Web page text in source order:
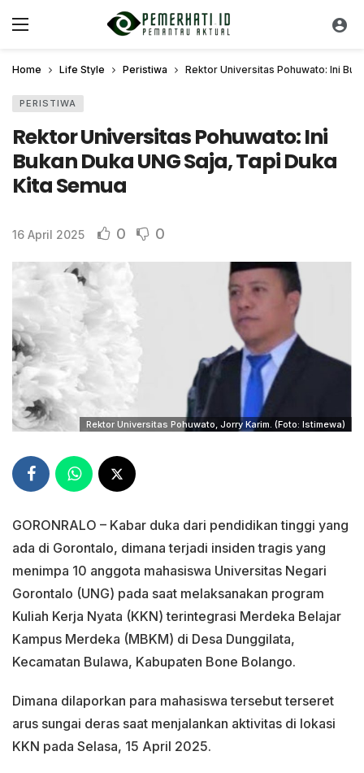
Home Life Style Peristiwa Rektor Universitas Pohuwato: Ini
PERISTIWA
Rektor Universitas Pohuwato: Ini
Bukan Duka UNG Saja, Tapi Duka
Kita Semua
16 April 2025 0 0
Rektor Universitas Pohuwato, Jorry Karim. (Foto: Istimewa)
GORONRALO – Kabar duka dari pendidikan tinggi yang
ada di Gorontalo, dimana terjadi insiden tragis yang
menimpa 10 anggota mahasiswa Universitas Negari
Gorontalo (UNG) pada saat melaksanakan program
Kuliah Kerja Nyata (KKN) terintegrasi Merdeka Belajar
Kampus Merdeka (MBKM) di Desa Dunggilata,
Kecamatan Bulawa, Kabupaten Bone Bolango.
Dimana dilaporkan para mahasiswa tersebut terseret
arus sungai deras saat menjalankan aktivitas di lokasi
KKN pada Selasa, 15 April 2025.